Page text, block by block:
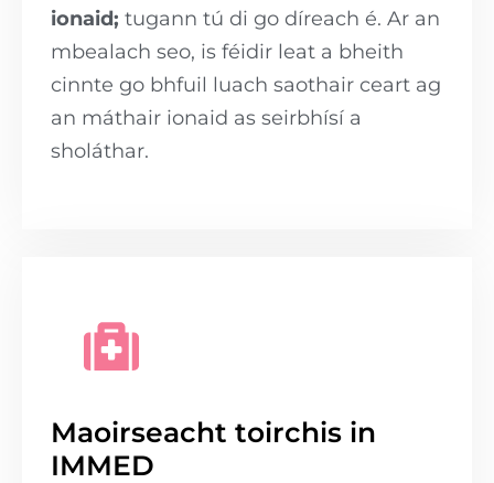
ionaid; tugann tú di go díreach é. Ar an
mbealach seo, is féidir leat a bheith
cinnte go bhfuil luach saothair ceart ag
an máthair ionaid as seirbhísí a
sholáthar.
Maoirseacht toirchis in
IMMED